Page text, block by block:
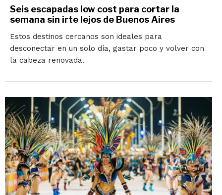
Seis escapadas low cost para cortar la
semana sin irte lejos de Buenos Aires
Estos destinos cercanos son ideales para
desconectar en un solo día, gastar poco y volver con
la cabeza renovada.